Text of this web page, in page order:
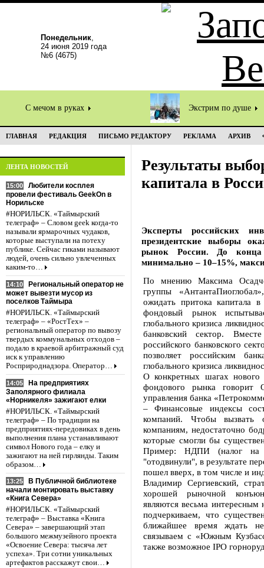
Понедельник,
24 июня 2019 года
№6 (4675)
С мечом в руках Экстрим по душе
ГЛАВНАЯ РЕДАКЦИЯ ПИСЬМО РЕДАКТОРУ РЕКЛАМА АРХИВ
ЛЕНТА НОВОСТЕЙ
15:00
Любители косплея
провели фестиваль GeekOn в
Норильске
#НОРИЛЬСК. «Таймырский
телеграф» – Словом geek когда-то
называли ярмарочных чудаков,
которые выступали на потеху
публике. Сейчас гиками называют
людей, очень сильно увлеченных
каким-то…
14:10
Региональный оператор не
может вывезти мусор из
поселков Таймыра
#НОРИЛЬСК. «Таймырский
телеграф» – «РостТех» –
региональный оператор по вывозу
твердых коммунальных отходов –
подало в краевой арбитражный суд
иск к управлению
Росприроднадзора. Оператор…
14:05
На предприятиях
Заполярного филиала
«Норникеля» зажигают елки
#НОРИЛЬСК. «Таймырский
телеграф» – По традиции на
предприятиях-передовиках в день
выполнения плана устанавливают
символ Нового года – елку и
зажигают на ней гирлянды. Таким
образом…
13:25
В Публичной библиотеке
начали монтировать выставку
«Книга Севера»
#НОРИЛЬСК. «Таймырский
телеграф» – Выставка «Книга
Севера» – завершающий этап
большого межмузейного проекта
«Освоение Севера: тысяча лет
успеха». Три сотни уникальных
артефактов расскажут свои…
Результаты
капитала в
Эксперты российских
президентские выборы
рынок России. До конца
минимально – 10–15%,
По мнению Максима
группы
ожидать притока капитала
фондовый рынок
глобального кризиса
банковский сектор.
российского банковского
позволяет российским
глобального кризиса
О конкретных шагах нового
фондового рынка говорит
управления банка
– Финансовые индексы
компаний. Чтобы
компаниям, недостаточно
которые смогли бы
Пример: НДПИ (налог на
"отодвинули", в результате
пошел вверх, в том числе и
Владимир Сергиевский,
хорошей рыночной
являются весьма интересным
подчеркиваем, что
ближайшее время ждать
связываем с «Южным
также возможное IPO